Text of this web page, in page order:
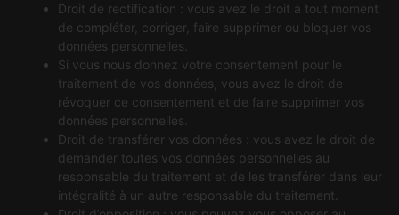
Droit de rectification : vous avez le droit à tout moment
de compléter, corriger, faire supprimer ou bloquer vos
données personnelles.
Si vous nous donnez votre consentement pour le
traitement de vos données, vous avez le droit de
révoquer ce consentement et de faire supprimer vos
données personnelles.
Droit de transférer vos données : vous avez le droit de
demander toutes vos données personnelles au
responsable du traitement et de les transférer dans leur
intégralité à un autre responsable du traitement.